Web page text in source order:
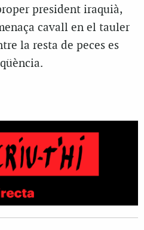
president iraquià,
cavall en el tauler
la resta de peces es